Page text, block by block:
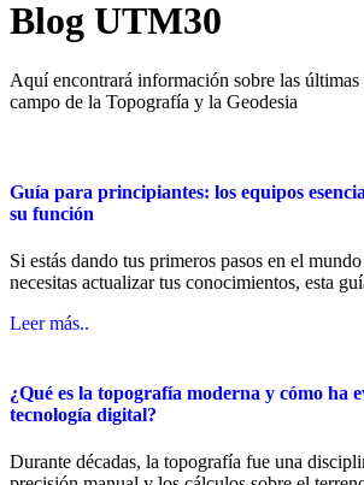
Blog UTM30
Aquí encontrará información sobre las últimas
campo de la Topografía y la Geodesia
Guía para principiantes: los equipos
su función
Si estás dando tus primeros pasos en el
necesitas actualizar tus conocimientos, esta
Leer más..
¿Qué es la topografía moderna y cómo ha
tecnología digital?
Durante décadas, la topografía fue una